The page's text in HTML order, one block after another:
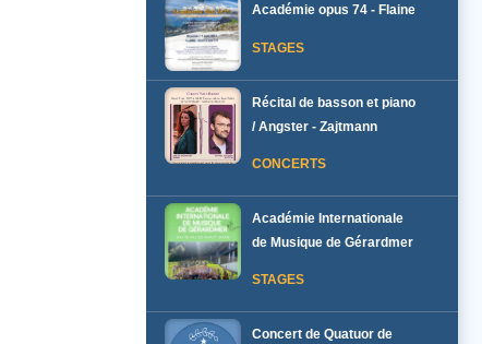
Académie opus 74 - Flaine
STAGES
Récital de basson et piano
/ Angster - Zajtmann
CONCERTS
Académie Internationale
de Musique de Gérardmer
STAGES
Concert de Quatuor de